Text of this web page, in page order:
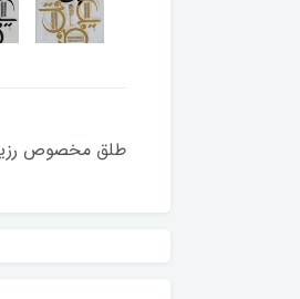
طلق مخصوص رزین سایز هر ورق 20*15 سانت از بهترین طلق های